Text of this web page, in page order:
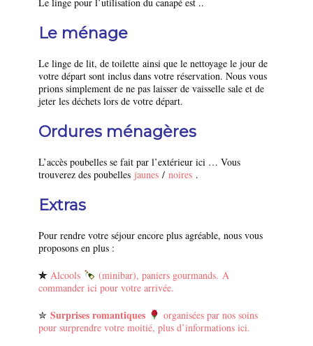
Le ménage
Le linge de lit, de toilette ainsi que le nettoyage le jour de
votre départ sont inclus dans votre réservation. Nous vous
prions simplement de ne pas laisser de vaisselle sale et de
jeter les déchets lors de votre départ.
Ordures ménagères
L’accès poubelles se fait par l’extérieur ici … Vous
trouverez des poubelles jaunes / noires .
Extras
Pour rendre votre séjour encore plus agréable, nous vous
proposons en plus :
✮Alcools
(minibar), paniers gourmands. A
commander ici pour votre arrivée.
✮ Surprises romantiques
organisées par nos soins
pour surprendre votre moitié, plus d’informations ici.